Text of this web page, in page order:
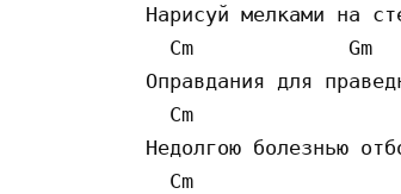
Hаpисуй мелками на
Cm             Gm
Опpавдания для
Cm
Hедолгою болезнью
Cm